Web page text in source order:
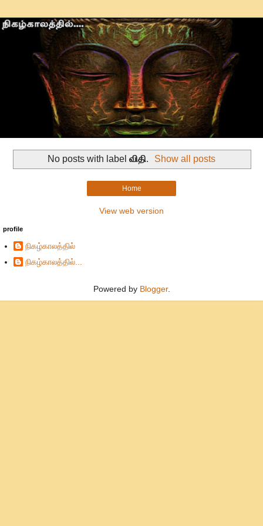
No posts with label விதி. Show all posts
Home
View web version
profile
நிகழ்காலத்தில்
நிகழ்காலத்தில்...
Powered by Blogger.